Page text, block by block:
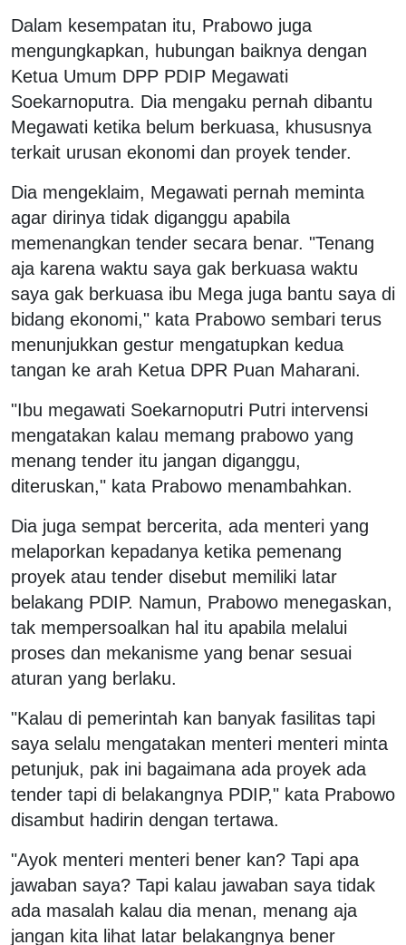
Dalam kesempatan itu, Prabowo juga
mengungkapkan, hubungan baiknya dengan
Ketua Umum DPP PDIP Megawati
Soekarnoputra. Dia mengaku pernah dibantu
Megawati ketika belum berkuasa, khususnya
terkait urusan ekonomi dan proyek tender.
Dia mengeklaim, Megawati pernah meminta
agar dirinya tidak diganggu apabila
memenangkan tender secara benar. "Tenang
aja karena waktu saya gak berkuasa waktu
saya gak berkuasa ibu Mega juga bantu saya di
bidang ekonomi," kata Prabowo sembari terus
menunjukkan gestur mengatupkan kedua
tangan ke arah Ketua DPR Puan Maharani.
"Ibu megawati Soekarnoputri Putri intervensi
mengatakan kalau memang prabowo yang
menang tender itu jangan diganggu,
diteruskan," kata Prabowo menambahkan.
Dia juga sempat bercerita, ada menteri yang
melaporkan kepadanya ketika pemenang
proyek atau tender disebut memiliki latar
belakang PDIP. Namun, Prabowo menegaskan,
tak mempersoalkan hal itu apabila melalui
proses dan mekanisme yang benar sesuai
aturan yang berlaku.
"Kalau di pemerintah kan banyak fasilitas tapi
saya selalu mengatakan menteri menteri minta
petunjuk, pak ini bagaimana ada proyek ada
tender tapi di belakangnya PDIP," kata Prabowo
disambut hadirin dengan tertawa.
"Ayok menteri menteri bener kan? Tapi apa
jawaban saya? Tapi kalau jawaban saya tidak
ada masalah kalau dia menan, menang aja
jangan kita lihat latar belakangnya bener